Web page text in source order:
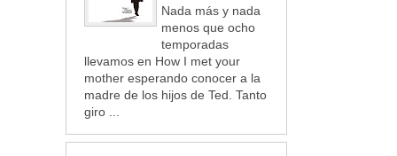
Nada más y nada
menos que ocho
temporadas
llevamos en How I met your
mother esperando conocer a la
madre de los hijos de Ted. Tanto
giro ...